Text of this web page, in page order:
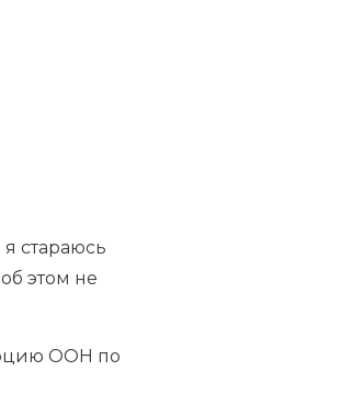
стараюсь
этом не
ООН по